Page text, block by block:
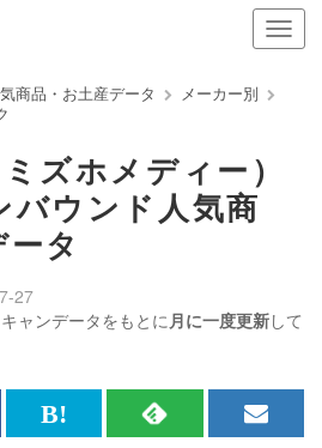
ナ
ビ
り
る
商品・お土産データ
メーカー別
ズホメディー）
バウンド人気商
タ
ャンデータをもとに月に一度更新して
27
は
RSS
メ